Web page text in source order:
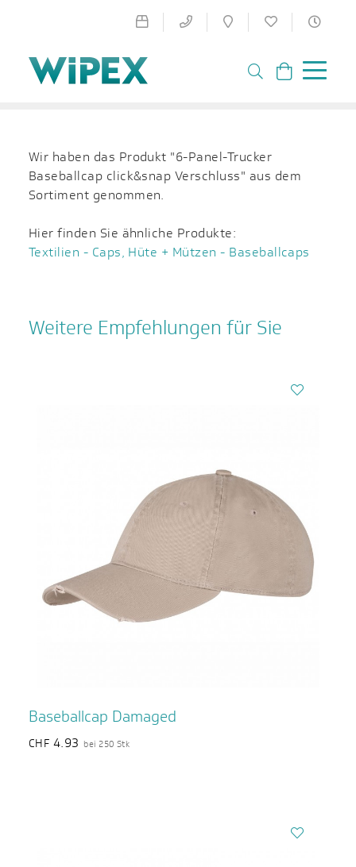
Wir haben das Produkt "6-Panel-Trucker
Baseballcap click&snap Verschluss" aus dem
Sortiment genommen.
Hier finden Sie ähnliche Produkte:
Textilien - Caps, Hüte + Mützen - Baseballcaps
Weitere Empfehlungen für Sie
Baseballcap Damaged
CHF 4.93 bei 250 Stk